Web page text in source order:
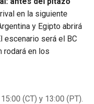
en la siguiente
y Egipto abrirá
escenario será el BC
rodará en los
(CT) y 13:00 (PT).